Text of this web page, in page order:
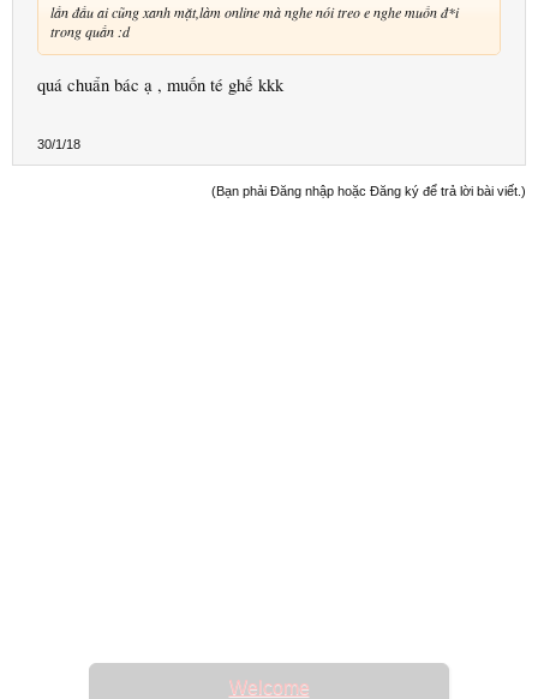
Welcome
lần đầu ai cũng xanh mặt,làm online mà nghe nói treo e nghe muốn đ*i
trong quần :d
quá chuẩn bác ạ , muốn té ghế kkk
30/1/18
(Bạn phải Đăng nhập hoặc Đăng ký để trả lời bài viết.)